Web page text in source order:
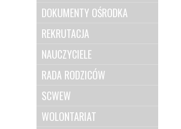
DOKUMENTY OŚRODKA
REKRUTACJA
NAUCZYCIELE
RADA RODZICÓW
SCWEW
WOLONTARIAT